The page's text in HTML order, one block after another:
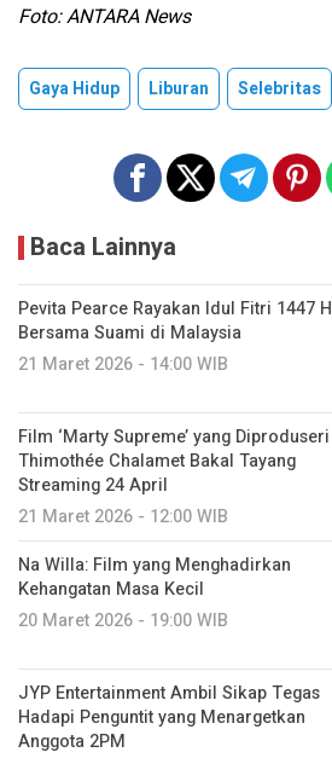
Foto: ANTARA News
Gaya Hidup Liburan Selebritas
Baca Lainnya
Pevita Pearce Rayakan Idul Fitri 1447 H
Bersama Suami di Malaysia
21 Maret 2026 - 14:00 WIB
Film ‘Marty Supreme’ yang Diproduseri
Thimothée Chalamet Bakal Tayang
Streaming 24 April
21 Maret 2026 - 12:00 WIB
Na Willa: Film yang Menghadirkan
Kehangatan Masa Kecil
20 Maret 2026 - 19:00 WIB
JYP Entertainment Ambil Sikap Tegas
Hadapi Penguntit yang Menargetkan
Anggota 2PM